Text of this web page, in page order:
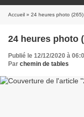
Accueil » 24 heures photo (265)
24 heures photo
Publié le 12/12/2020 à
Par chemin de tables